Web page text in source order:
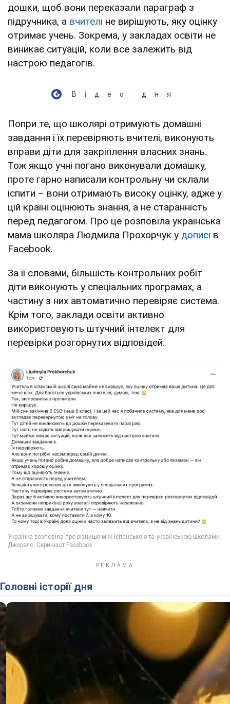
дошки, щоб вони переказали параграф з
підручника, а вчителі не вирішують, яку оцінку
отримає учень. Зокрема, у закладах освіти не
виникає ситуацій, коли все залежить від
настрою педагогів.
Відео дня
Попри те, що школярі отримують домашні
завдання і їх перевіряють вчителі, виконують
вправи діти для закріплення власних знань.
Тож якщо учні погано виконували домашку,
проте гарно написали контрольну чи склали
іспити – вони отримають високу оцінку, адже у
цій країні оцінюють знання, а не старанність
перед педагогом. Про це розповіла українська
мама школяра Людмила Прохорчук у дописі в
Facebook.
За її словами, більшість контрольних робіт
діти виконують у спеціальних програмах, а
частину з них автоматично перевіряє система.
Крім того, заклади освіти активно
використовують штучний інтелект для
перевірки розгорнутих відповідей.
Головні історії дня